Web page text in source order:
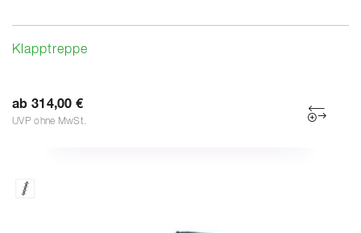
Klapptreppe
ab 314,00 €
UVP ohne MwSt.